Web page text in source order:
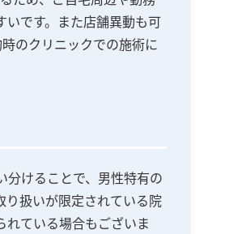
です。また店舗異動も可
のクリニックでの施術に
分けることで、男性特有の
扱いが限定されている院
ている場合もございま